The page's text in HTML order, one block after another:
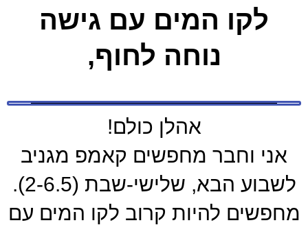
לקו המים עם גישה
נוחה לחוף,
אהלן כולם!
אני וחבר מחפשים קאמפ מגניב
לשבוע הבא, שלישי-שבת (2-6.5).
מחפשים להיות קרוב לקו המים עם